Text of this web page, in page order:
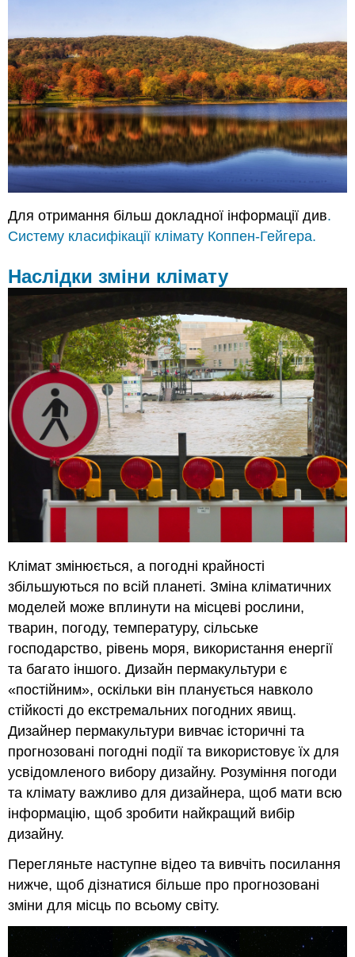
Для отримання більш докладної інформації див.
Систему класифікації клімату Коппен-Гейгера.
Наслідки зміни клімату
Клімат змінюється, а погодні крайності
збільшуються по всій планеті. Зміна кліматичних
моделей може вплинути на місцеві рослини,
тварин, погоду, температуру, сільське
господарство, рівень моря, використання енергії
та багато іншого. Дизайн пермакультури є
«постійним», оскільки він планується навколо
стійкості до екстремальних погодних явищ.
Дизайнер пермакультури вивчає історичні та
прогнозовані погодні події та використовує їх для
усвідомленого вибору дизайну. Розуміння погоди
та клімату важливо для дизайнера, щоб мати всю
інформацію, щоб зробити найкращий вибір
дизайну.
Перегляньте наступне відео та вивчіть посилання
нижче, щоб дізнатися більше про прогнозовані
зміни для місць по всьому світу.